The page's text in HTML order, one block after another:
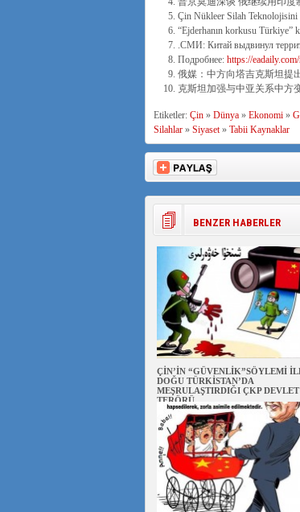
Çin Nükleer Silah Teknolojisini
“Ejderhanın korkusu Türkiye”
.СМИ: Китай выдвинул
Подробнее: https://
俄媒：中方向塔吉克斯坦提
克斯坦加强与中亚关系中方
Etiketler: Çin» Dünya» Ekonomi»
Silahlar» Siyaset» Tabii Kaynaklar
BENZER HABERLER
ÇİN’İN “GÜVENLİK”SÖYLEMİ
DOĞU TÜRKİSTAN’DA
MEŞRULAŞTIRDIĞI ÇKP DEVLET
TERÖRÜ